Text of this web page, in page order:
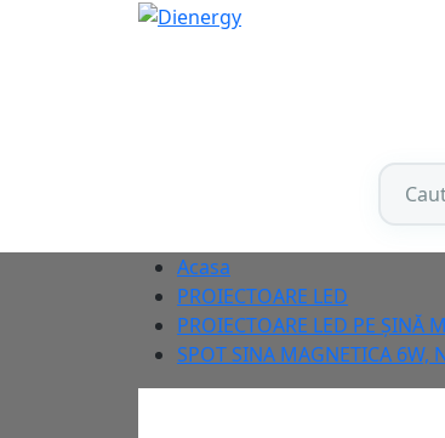
Acasa
PROIECTOARE LED
PROIECTOARE LED PE ȘINĂ
SPOT SINA MAGNETICA 6W,